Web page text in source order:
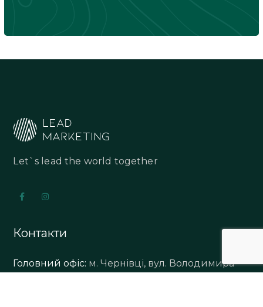
Let`s lead the world together
Контакти
Головний офіс: м. Чернівці, вул. Володимира